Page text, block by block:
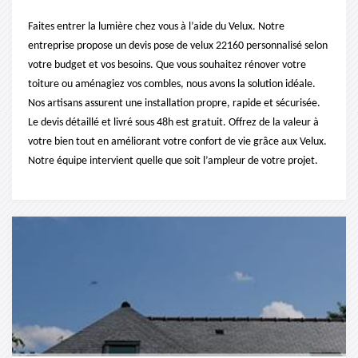
Faites entrer la lumière chez vous à l’aide du Velux. Notre
entreprise propose un devis pose de velux 22160 personnalisé selon
votre budget et vos besoins. Que vous souhaitez rénover votre
toiture ou aménagiez vos combles, nous avons la solution idéale.
Nos artisans assurent une installation propre, rapide et sécurisée.
Le devis détaillé et livré sous 48h est gratuit. Offrez de la valeur à
votre bien tout en améliorant votre confort de vie grâce aux Velux.
Notre équipe intervient quelle que soit l’ampleur de votre projet.